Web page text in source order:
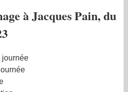
à Jacques Pain, du
journée